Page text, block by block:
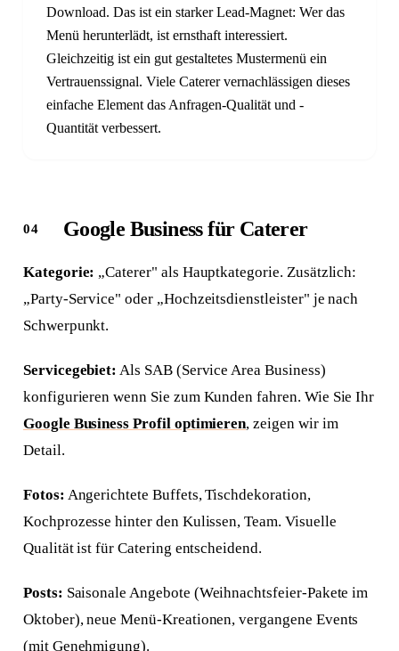
Download. Das ist ein starker Lead-Magnet: Wer das
Menü herunterlädt, ist ernsthaft interessiert.
Gleichzeitig ist ein gut gestaltetes Mustermenü ein
Vertrauenssignal. Viele Caterer vernachlässigen dieses
einfache Element das Anfragen-Qualität und -
Quantität verbessert.
Google Business für Caterer
Kategorie: „Caterer" als Hauptkategorie. Zusätzlich:
„Party-Service" oder „Hochzeitsdienstleister" je nach
Schwerpunkt.
Servicegebiet: Als SAB (Service Area Business)
konfigurieren wenn Sie zum Kunden fahren. Wie Sie Ihr
Google Business Profil optimieren, zeigen wir im
Detail.
Fotos: Angerichtete Buffets, Tischdekoration,
Kochprozesse hinter den Kulissen, Team. Visuelle
Qualität ist für Catering entscheidend.
Posts: Saisonale Angebote (Weihnachtsfeier-Pakete im
Oktober), neue Menü-Kreationen, vergangene Events
(mit Genehmigung).